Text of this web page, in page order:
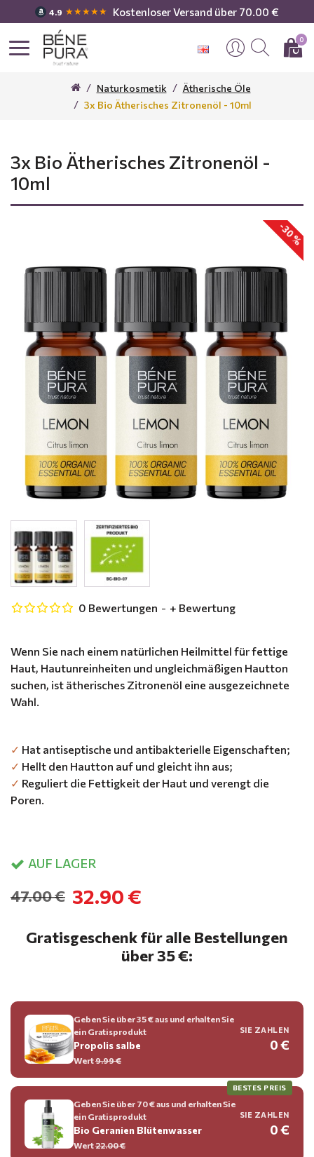
4.9 ★★★★★ Kostenloser Versand über 70.00 €
0
Naturkosmetik
Ätherische Öle
3x Bio Ätherisches Zitronenöl - 10ml
3x Bio Ätherisches Zitronenöl -
10ml
-30 %
Wenn Sie nach einem natürlichen Heilmittel für fettige
Haut, Hautunreinheiten und ungleichmäßigen Hautton
suchen, ist ätherisches Zitronenöl eine ausgezeichnete
Wahl.
✓ Hat antiseptische und antibakterielle Eigenschaften;
✓ Hellt den Hautton auf und gleicht ihn aus;
✓ Reguliert die Fettigkeit der Haut und verengt die
Poren.
AUF LAGER
0 Bewertungen - + Bewertung
32.90 €
47.00 €
Gratisgeschenk für alle Bestellungen
über 35 €:
Geben Sie über 35 € aus und erhalten Sie
ein Gratisprodukt
Propolis salbe
Wert9.99 €
SIE ZAHLEN
0 €
BESTES PREIS
Geben Sie über 70 € aus und erhalten Sie
ein Gratisprodukt
Bio Geranien Blütenwasser
Wert22.00 €
SIE ZAHLEN
0 €